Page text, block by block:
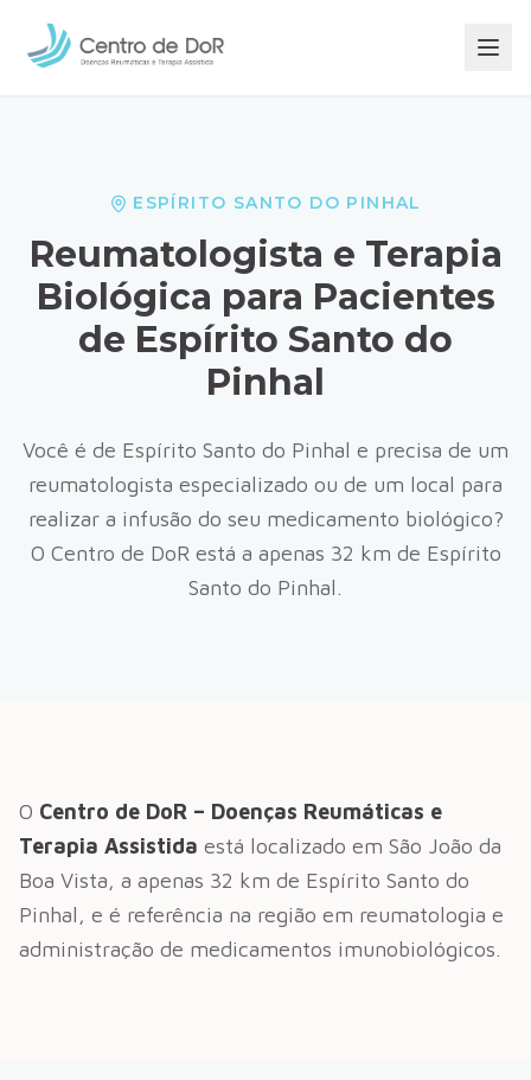
ESPÍRITO SANTO DO PINHAL
Reumatologista e Terapia
Biológica para Pacientes
de Espírito Santo do
Pinhal
Você é de Espírito Santo do Pinhal e precisa de um
reumatologista especializado ou de um local para
realizar a infusão do seu medicamento biológico?
O Centro de DoR está a apenas 32 km de Espírito
Santo do Pinhal.
O Centro de DoR – Doenças Reumáticas e
Terapia Assistida está localizado em São João da
Boa Vista, a apenas 32 km de Espírito Santo do
Pinhal, e é referência na região em reumatologia e
administração de medicamentos imunobiológicos.